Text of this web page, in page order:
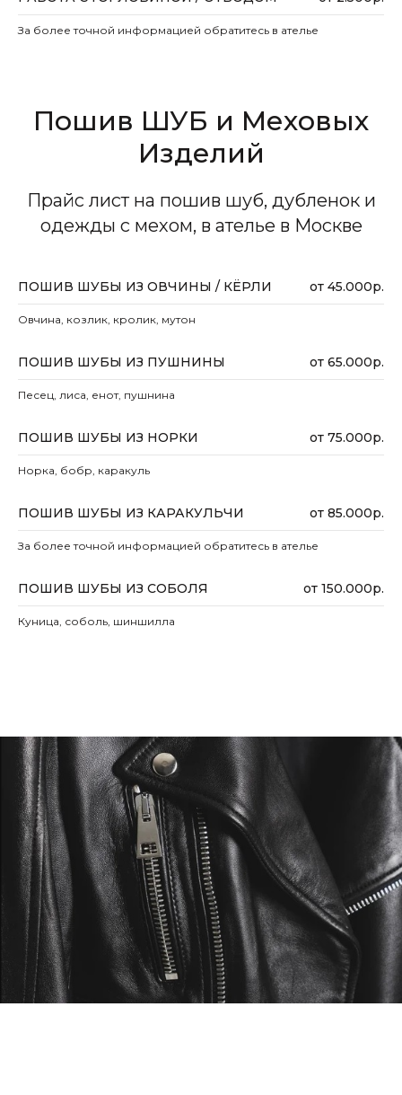
За более точной информацией обратитесь в ателье
Пошив ШУБ и Меховых
Изделий
Прайс лист на пошив шуб, дубленок и
одежды с мехом, в ателье в Москве
ПОШИВ ШУБЫ ИЗ ОВЧИНЫ / КЁРЛИ от 45.000р.
Овчина, козлик, кролик, мутон
ПОШИВ ШУБЫ ИЗ ПУШНИНЫ от 65.000р.
Песец, лиса, енот, пушнина
ПОШИВ ШУБЫ ИЗ НОРКИ от 75.000р.
Норка, бобр, каракуль
ПОШИВ ШУБЫ ИЗ КАРАКУЛЬЧИ от 85.000р.
За более точной информацией обратитесь в ателье
ПОШИВ ШУБЫ ИЗ СОБОЛЯ от 150.000р.
Куница, соболь, шиншилла